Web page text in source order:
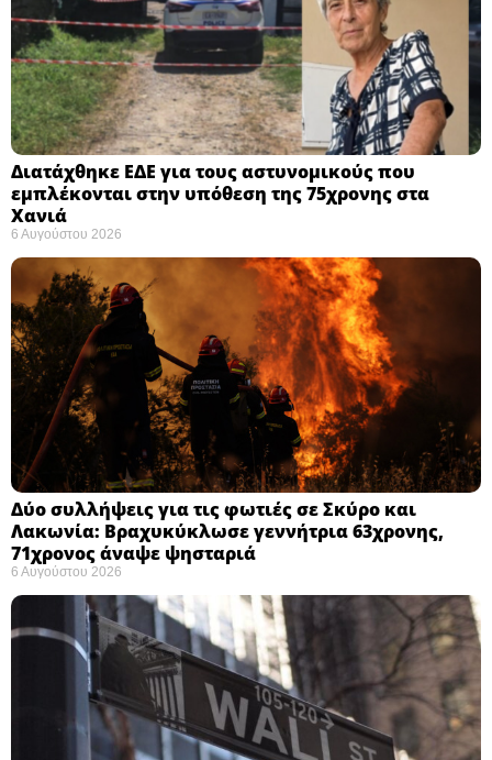
Διατάχθηκε ΕΔΕ για τους αστυνομικούς που
εμπλέκονται στην υπόθεση της 75χρονης στα
Χανιά
6 Αυγούστου 2026
Δύο συλλήψεις για τις φωτιές σε Σκύρο και
Λακωνία: Βραχυκύκλωσε γεννήτρια 63χρονης,
71χρονος άναψε ψησταριά
6 Αυγούστου 2026